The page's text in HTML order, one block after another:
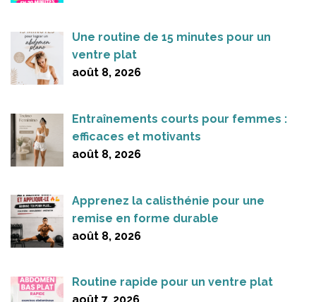
Une routine de 15 minutes pour un
ventre plat
août 8, 2026
Entraînements courts pour femmes :
efficaces et motivants
août 8, 2026
Apprenez la calisthénie pour une
remise en forme durable
août 8, 2026
Routine rapide pour un ventre plat